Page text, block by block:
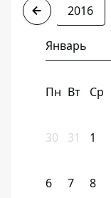
2014 2016
Январь
Пн Вт Ср
30 31 1
6 7 8